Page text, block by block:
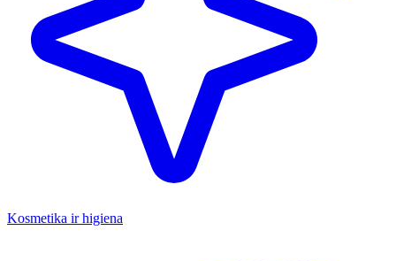
Kosmetika ir higiena